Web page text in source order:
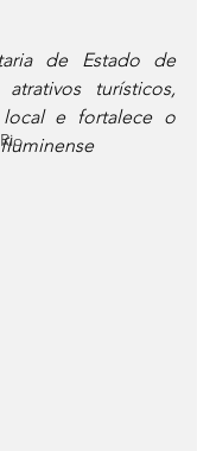
de Estado de
turísticos,
local e fortalece o